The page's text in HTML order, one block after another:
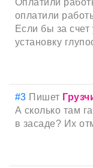
Оплатили
оплатили
Если бы за
установку
#3 Пишет
А сколько там
в засаде? Их